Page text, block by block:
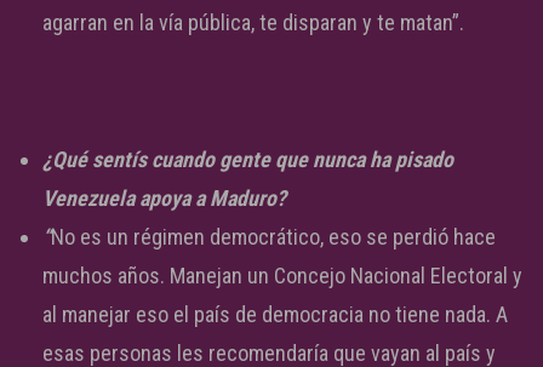
agarran en la vía pública, te disparan y te matan”.
¿Qué sentís cuando gente que nunca ha pisado
Venezuela apoya a Maduro?
“No es un régimen democrático, eso se perdió hace
muchos años. Manejan un Concejo Nacional Electoral y
al manejar eso el país de democracia no tiene nada. A
esas personas les recomendaría que vayan al país y